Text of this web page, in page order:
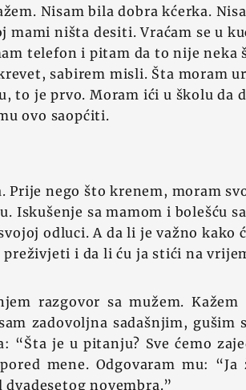
Nisam bila dobra kćerka.
mami ništa desiti. Vraćam se u
telefon i pitam da to nije neka
sabirem misli. Šta moram
to je prvo. Moram ići u školu da
ovo saopćiti.
Prije nego što krenem, moram
Iskušenje sa mamom i bolešću
odluci. A da li je važno kako
i da li ću ja stići na
razgovor sa mužem. Kažem
zadovoljna sadašnjim, gušim
“Šta je u pitanju? Sve ćemo
mene. Odgovaram mu: “Ja
novembra.”